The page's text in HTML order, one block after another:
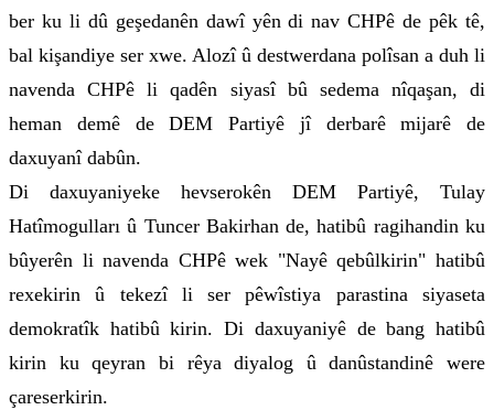
ber ku li dû geşedanên dawî yên di nav CHPê de pêk tê,
bal kişandiye ser xwe. Alozî û destwerdana polîsan a duh li
navenda CHPê li qadên siyasî bû sedema nîqaşan, di
heman demê de DEM Partiyê jî derbarê mijarê de
daxuyanî dabûn.
Di daxuyaniyeke hevserokên DEM Partiyê, Tulay
Hatîmogulları û Tuncer Bakirhan de, hatibû ragihandin ku
bûyerên li navenda CHPê wek "Nayê qebûlkirin" hatibû
rexekirin û tekezî li ser pêwîstiya parastina siyaseta
demokratîk hatibû kirin. Di daxuyaniyê de bang hatibû
kirin ku qeyran bi rêya diyalog û danûstandinê were
çareserkirin.